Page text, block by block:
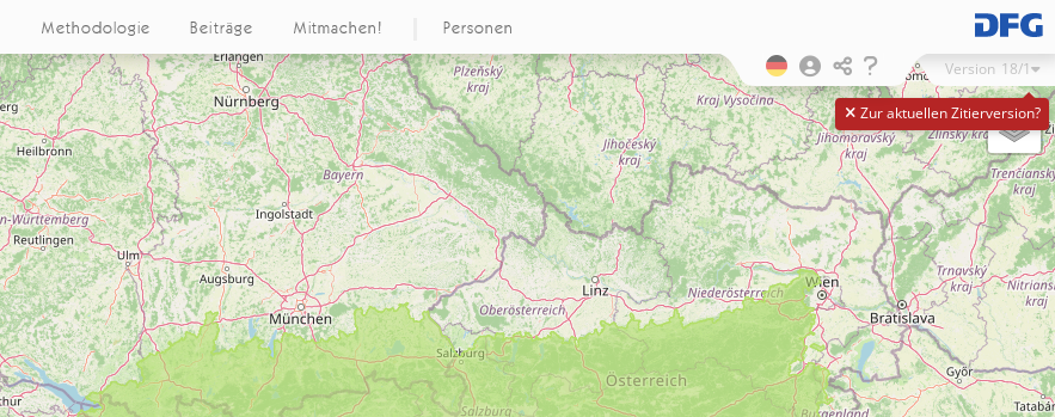
Methodologie Beiträge Mitmachen! Personen
Zur aktuellen Zitierversion?
Version 18/1